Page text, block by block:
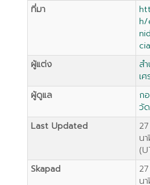
ที่มา
h/
ผู้แต่ง
ส
เ
ผู้ดูแล
ก
วั
Last Updated
น
Skapad
น